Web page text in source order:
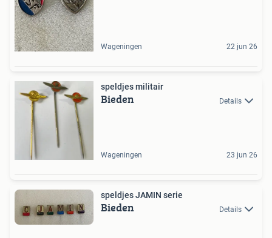
Wageningen 22 jun 26
speldjes militair
Bieden Details
Wageningen 23 jun 26
speldjes JAMIN serie
Bieden Details